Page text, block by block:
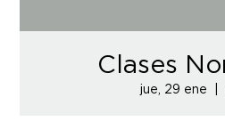
Clases
jue, 29 ene